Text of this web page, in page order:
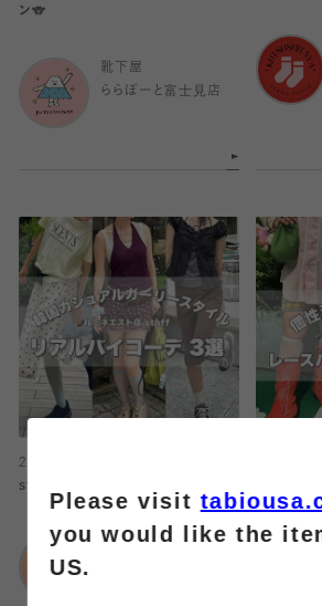
ン🐨
靴下屋
ららぽーと富士見店
2026.08.07
staff リアルバイコーデ3選
靴下屋
Please visit
you would like the
US.